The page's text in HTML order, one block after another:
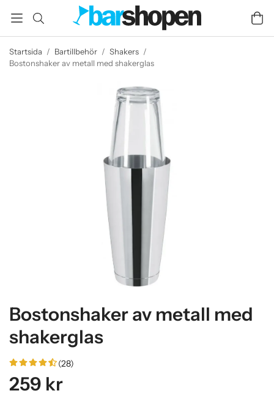
Startsida / Bartillbehör / Shakers /
Bostonshaker av metall med shakerglas
Bostonshaker av metall med
shakerglas
(28)
259 kr